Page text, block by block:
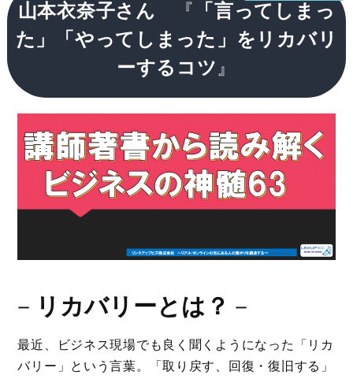
山本衣奈子さん 『
「言ってしまっ
た」「やってしまった」をリカバリ
ーするコツ』
－ リカバリーとは？ －
最近、ビジネス現場でも良く聞くようになった「リカ
バリー」という言葉。「取り戻す、回復・復旧する」